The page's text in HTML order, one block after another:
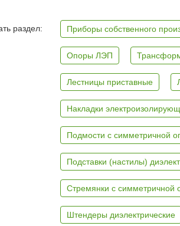
раздел: Приборы собственного
Опоры ЛЭП
Лестницы приставные
Накладки
Подмости с симметричной
Подставки (настилы)
Стремянки с симметричной
Штендеры диэлектрические